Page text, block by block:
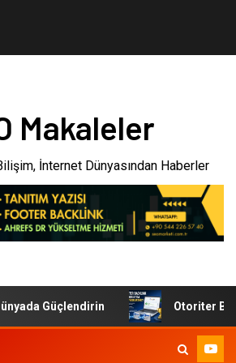
Makaleler
İnternet Dünyasından Haberler
Güçlendirin Otoriter